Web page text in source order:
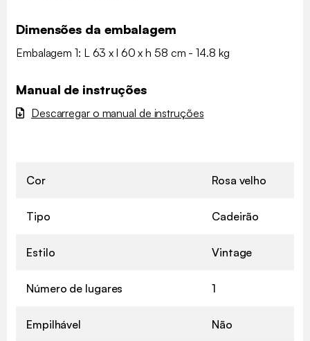
Dimensões da embalagem
Embalagem 1: L 63 x l 60 x h 58 cm - 14.8 kg
Manual de instruções
Descarregar o manual de instruções
Cor Rosa velho
Tipo Cadeirão
Estilo Vintage
Número de lugares 1
Empilhável Não